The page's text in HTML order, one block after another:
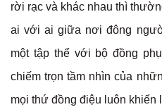
rời rạc và khác nhau thì
ai với ai giữa nơi đông
một tập thể với bộ đồng
chiếm trọn tầm nhìn của
mọi thứ đồng điệu luôn khiến